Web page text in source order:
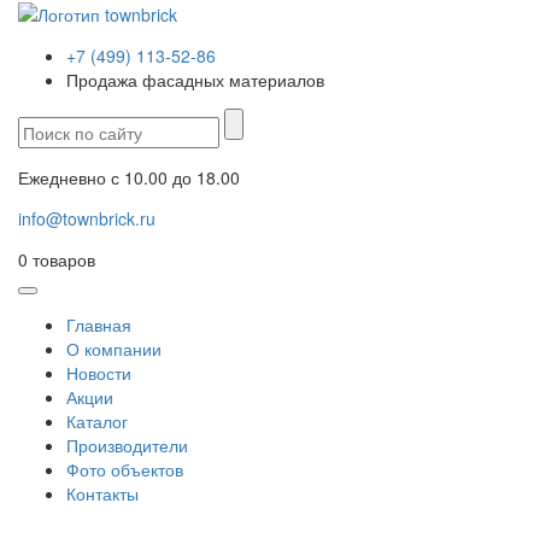
+7 (499) 113-52-86
Продажа фасадных материалов
Ежедневно с 10.00 до 18.00
info@townbrick.ru
0 товаров
Главная
О компании
Новости
Акции
Каталог
Производители
Фото объектов
Контакты